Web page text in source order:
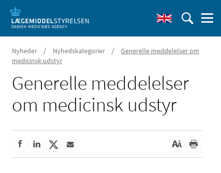
Nyheder / Nyhedskategorier /
Generelle meddelelser om
medicinsk udstyr
Generelle meddelelser
om medicinsk udstyr